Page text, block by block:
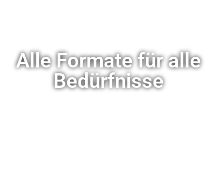
Alle Formate für alle
Bedürfnisse